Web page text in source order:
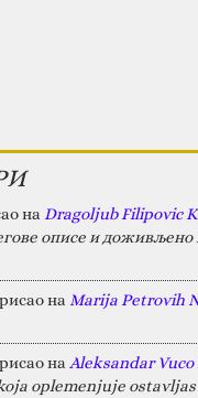
на Dragoljub Filipovic
описе и доживљено
на Marija Petrovih
на Aleksandar
oplemenjuje